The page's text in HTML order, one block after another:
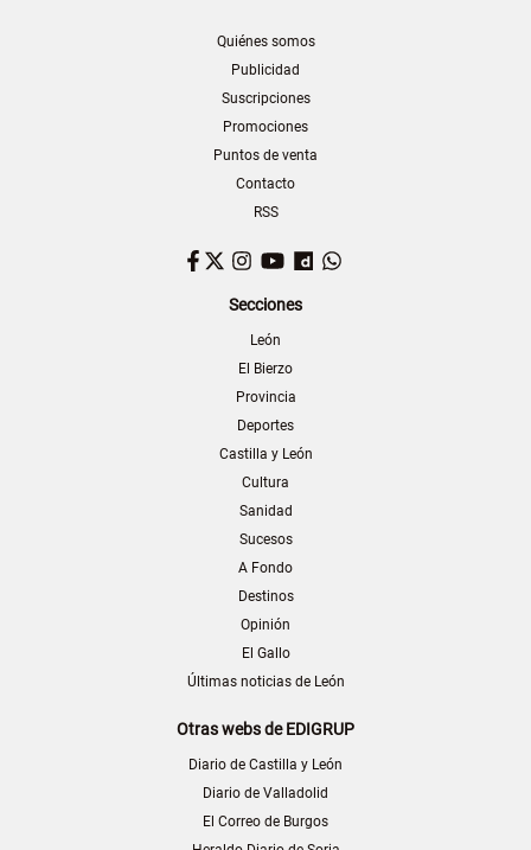
Quiénes somos
Publicidad
Suscripciones
Promociones
Puntos de venta
Contacto
RSS
Facebook
TwitterInstagram
YouTubeDailymotion
Secciones
León
El Bierzo
Provincia
Deportes
Castilla y León
Cultura
Sanidad
Sucesos
A Fondo
Destinos
Opinión
El Gallo
Últimas noticias de León
Otras webs de EDIGRUP
Diario de Castilla y León
Diario de Valladolid
El Correo de Burgos